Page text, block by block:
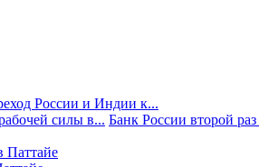
России и Индии к...
силы в... Банк России второй